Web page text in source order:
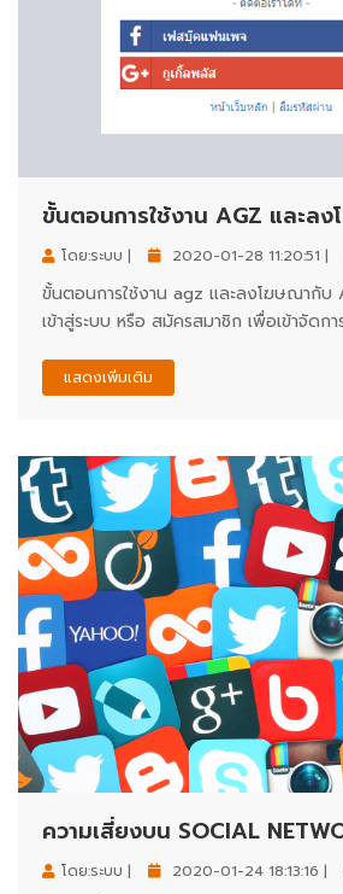
ขั้นตอนการใช้งาน AGZ และล
โดย:ระบบ | 2020-01-28 11:20:51 |
ขั้นตอนการใช้งาน agz และลงโฆษณากับ
เข้าสู่ระบบ หรือ สมัครสมาชิก เพื่อเข้าจัดการ
แสดงเพิ่มเติม
ความเสี่ยงบน SOCIAL
โดย:ระบบ | 2020-01-24 18:13:16 |